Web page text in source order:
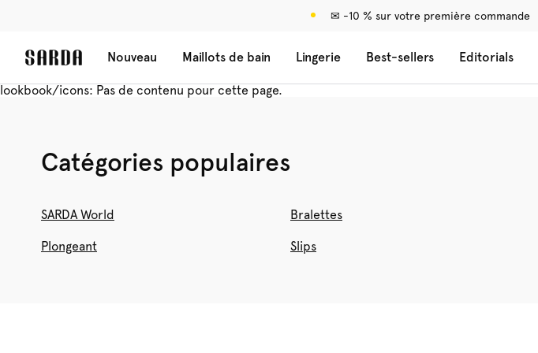
✉ -10 % sur votre première commande
Nouveau Maillots de bain Lingerie Best-sellers Editorials
lookbook/icons: Pas de contenu pour cette page.
Catégories populaires
SARDA World Bralettes
Plongeant Slips